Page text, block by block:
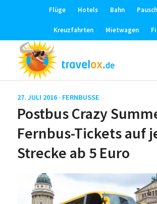
Flüge Hotels Bahn
Kreuzfahrten Mietwagen
27. JULI 2016 · FERNBUSSE
Postbus Crazy
Fernbus-Tickets auf
Strecke ab 5 Euro